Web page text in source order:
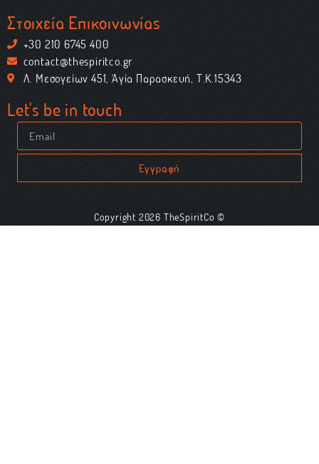
Στοιχεία Επικοινωνίας
+30 210 6745 400
contact@thespiritco.gr
Λ. Μεσογείων 451, Αγία Παρασκευή, Τ.Κ.15343
Let's be in touch
Εγγραφή
Copyright 2026 TheSpiritCo ©